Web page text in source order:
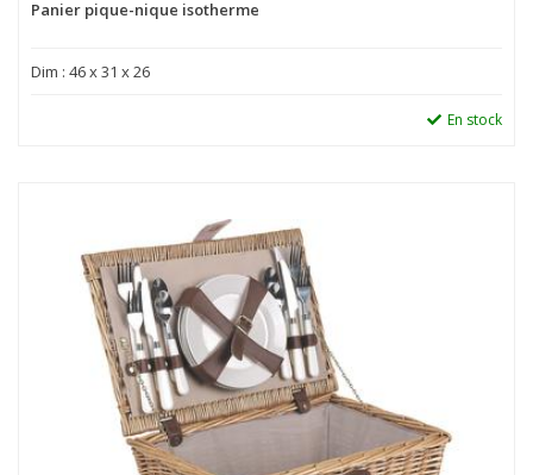
Panier pique-nique isotherme
Dim : 46 x 31 x 26
En stock